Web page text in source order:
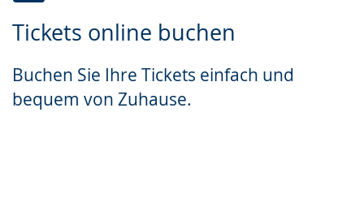
Tickets online buchen
Buchen Sie Ihre Tickets einfach und
bequem von Zuhause.
Leichten
wechseln.
Audio-
Video
Deutscher
Gebärdensprache